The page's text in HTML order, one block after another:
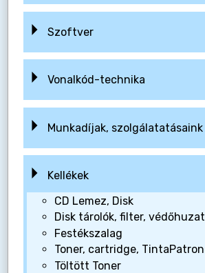
Szoftver
Vonalkód-technika
Munkadíjak, szolgálatatásaink
Kellékek
CD Lemez, Disk
Disk tárolók, filter, védőhuzat
Festékszalag
Toner, cartridge, TintaPatron
Töltött Toner